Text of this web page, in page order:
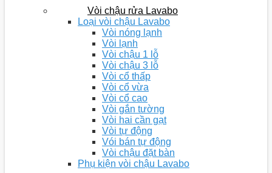
Vòi chậu rửa Lavabo
Loại vòi chậu Lavabo
Vòi nóng lạnh
Vòi lạnh
Vòi chậu 1 lỗ
Vòi chậu 3 lỗ
Vòi cổ thấp
Vòi cổ vừa
Vòi cổ cao
Vòi gắn tường
Vòi hai cần gạt
Vòi tự động
Vói bán tự động
Vòi chậu đặt bàn
Phụ kiện vòi chậu Lavabo